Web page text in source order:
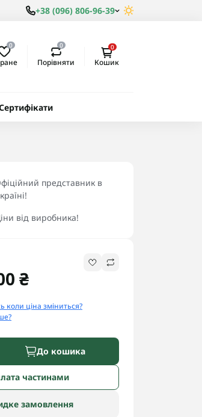
+38 (096) 806-96-39
0 0
Порівняти
0
Кошик
представник в
від виробника!
₴
коли ціна зміниться?
До кошика
частинами
замовлення